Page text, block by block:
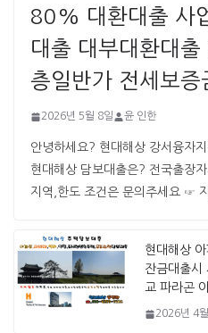
80% 대환대출 사
대출 대부대환대
층일반가 전세보증
2026년 5월 8일 윤 인한
안녕하세요? 현대해상 강서융자
현대해상 담보대출은? 전국출장
지역,한도 조건은 문의주세요 ☞
현대해상
잔금대출시
교 파라곤
2026년 4